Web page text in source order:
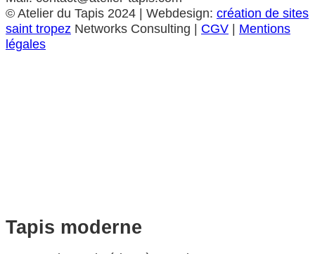
© Atelier du Tapis 2024 | Webdesign: création de sites
saint tropez Networks Consulting | CGV
Mentions
légales
Tapis moderne